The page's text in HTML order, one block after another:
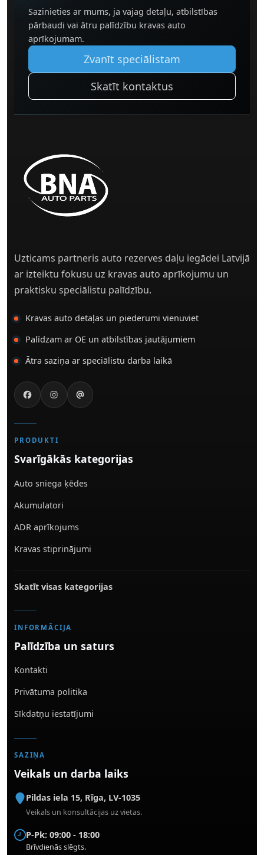
Sazinieties ar mums, ja vajag detaļu, atbilstības
pārbaudi vai ātru palīdzību kravas auto
aprīkojumam.
Zvanīt speciālistam
Skatīt kontaktus
Uzticams partneris auto rezerves daļu iegādei Latvijā
ar izteiktu fokusu uz kravas auto aprīkojumu un
praktisku speciālistu palīdzību.
Kravas auto detaļas un piederumi vienuviet
Palīdzam ar OE un atbilstības jautājumiem
Ātra saziņa ar speciālistu darba laikā
PRODUKTI
Svarīgākās kategorijas
Auto sniega ķēdes
Akumulatori
ADR aprīkojums
Kravas stiprinājumi
Skatīt visas kategorijas
INFORMĀCIJA
Palīdzība un saturs
Kontakti
Privātuma politika
Sīkdatņu iestatījumi
SAZIŅA
Veikals un darba laiks
Pildas iela 15, Rīga, LV-1035
Veikals un konsultācijas uz vietas.
P-Pk: 09:00 - 18:00
Brīvdienās slēgts.